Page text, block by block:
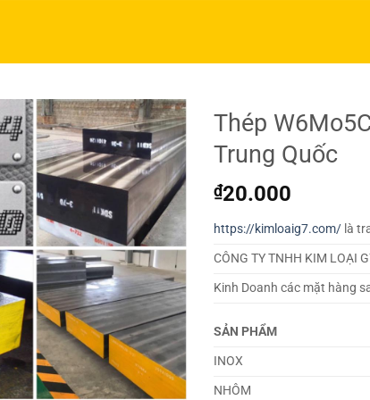
Thép
Trung Quốc
₫20.000
https://kimloaig7.com/ là
CÔNG TY TNHH KIM LOẠI
Kinh Doanh các mặt hàng
SẢN PHẨM
INOX
NHÔM